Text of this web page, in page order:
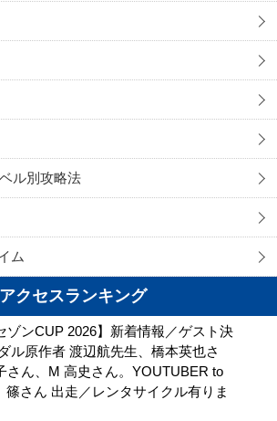
ル別攻略法
ム
アクセスランキング
ゾンCUP 2026】新着情報／ゲスト決
ル原作者 渡辺航先生、橋本英也さ
さん、M 高史さん。YOUTUBER to
篠さん 出走／レンタサイクル有りま